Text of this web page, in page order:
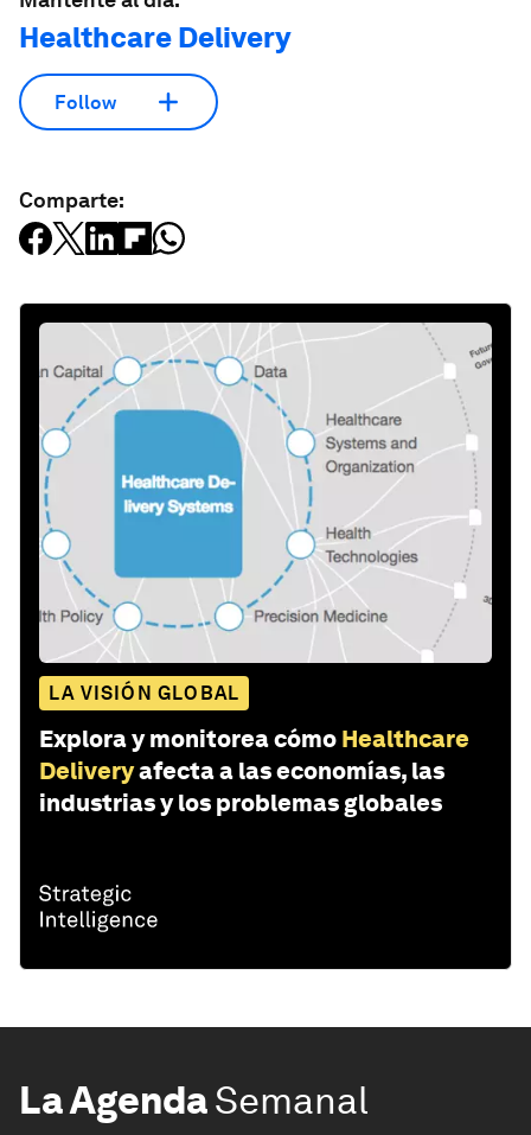
Healthcare Delivery
Follow
Comparte:
LA VISIÓN GLOBAL
Explora y monitorea cómo Healthcare
Deliveryafecta a las economías, las
industrias y los problemas globales
La AgendaSemanal